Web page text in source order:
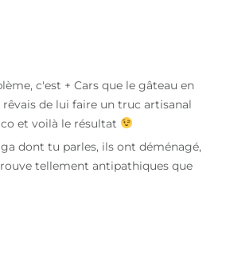
c'est + Cars que le gâteau en
de lui faire un truc artisanal
co et voilà le résultat
dont tu parles, ils ont déménagé,
tellement antipathiques que